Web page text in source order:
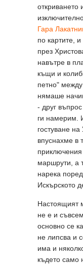
откриването
Гара
по картите,
през
навътре в
къщи и
петно"
нямаше
- друг
ги намерим.
гостуване
впуснахме в
маршрути, а
нарека
Искърското
Настоящият
не е и
основно се
не липсва и
има и
където само